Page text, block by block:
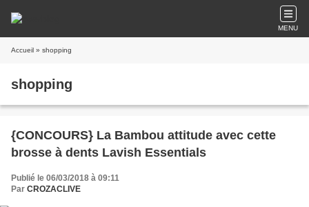
MENU
Accueil » shopping
shopping
{CONCOURS} La Bambou attitude avec cette
brosse à dents Lavish Essentials
Publié le 06/03/2018 à 09:11
Par CROZACLIVE